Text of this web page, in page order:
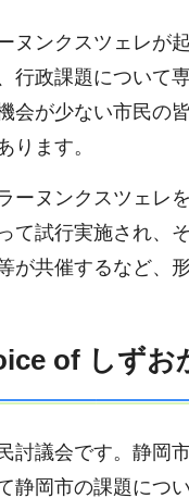
ヌンクスツェレが
行政課題について
会が少ない市民の
ります。
ーヌンクスツェレ
て試行実施され、
が共催するなど、
of しず
討議会です。静岡
静岡市の課題につ